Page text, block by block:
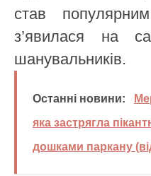
став
з’явилася на
шанувальників.
Останні новини:
яка застрягла
дошками паркану